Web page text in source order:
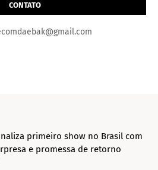
CONTATO
primeiro show no Brasil com
e promessa de retorno